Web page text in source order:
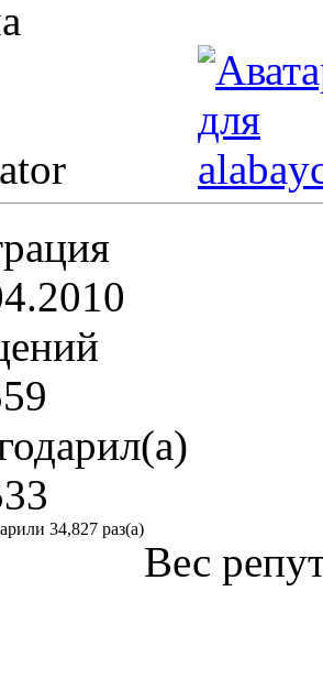
34,827 раз(а)
Вес